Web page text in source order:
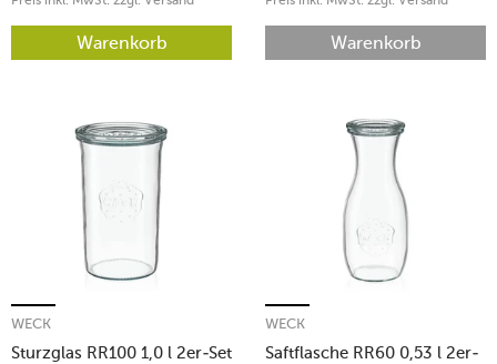
Warenkorb Warenkorb
Sturzglas RR100 1,0 l 2er-Set
WECK
Saftflasche RR60 0,53 l 2er-
WECK